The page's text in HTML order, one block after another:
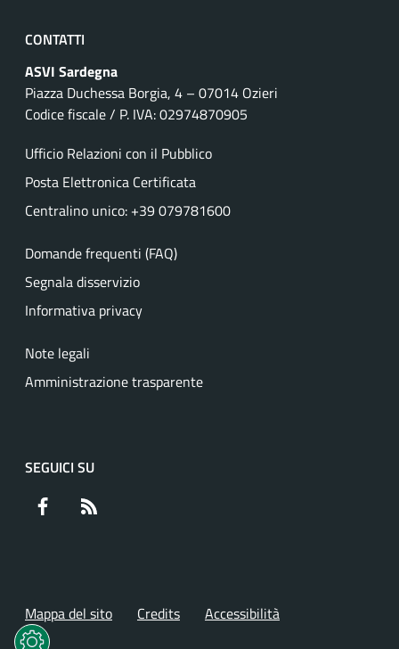
CONTATTI
ASVI Sardegna
Piazza Duchessa Borgia, 4 – 07014 Ozieri
Codice fiscale / P. IVA: 02974870905
Ufficio Relazioni con il Pubblico
Posta Elettronica Certificata
Centralino unico: +39 079781600
Domande frequenti (FAQ)
Segnala disservizio
Informativa privacy
Note legali
Amministrazione trasparente
SEGUICI SU
Facebook
Mappa del sito Credits Accessibilità